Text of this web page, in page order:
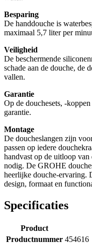
Besparing
De handdouche is
maximaal 5,7 liter per
Veiligheid
De beschermende
schade aan de douche, de
vallen.
Garantie
Op de douchesets, -
garantie.
Montage
De doucheslangen zijn
passen op iedere
handvast op de uitloop van
nodig. De GROHE
heerlijke douche-ervaring.
design, formaat en
Specificaties
Product
Productnummer 454616